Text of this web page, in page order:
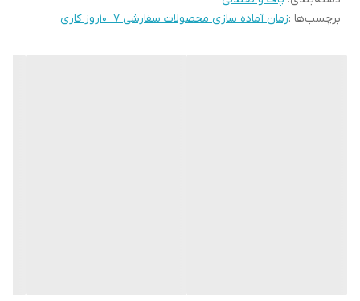
برچسب‌ها :زمان آماده سازی محصولات سفارشی 7_۱۰روز کاری